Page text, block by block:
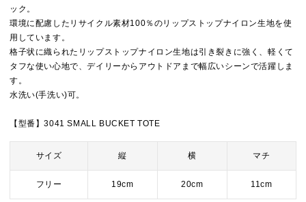
ック。
環境に配慮したリサイクル素材100％のリップストップナイロン生地を使
用しています。
格子状に織られたリップストップナイロン生地は引き裂きに強く、軽くて
タフな使い心地で、デイリーからアウトドアまで幅広いシーンで活躍しま
す。
水洗い(手洗い)可。
【型番】3041 SMALL BUCKET TOTE
サイズ 縦 横 マチ
フリー 19cm 20cm 11cm